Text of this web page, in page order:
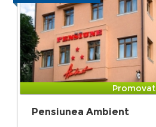
Promovat
Pensiunea Ambient